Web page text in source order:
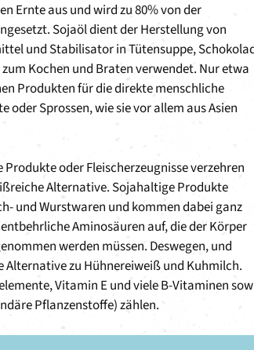
Ernte aus und wird zu 80% von der
Sojaöl dient der Herstellung von
und Stabilisator in Tütensuppe,
Kochen und Braten verwendet. Nur etwa
Produkten für die direkte menschliche
Sprossen, wie sie vor allem aus Asien
oder Fleischerzeugnisse verzehren
Alternative. Sojahaltige Produkte
und Wurstwaren und kommen dabei ganz
Aminosäuren auf, die der Körper
werden müssen. Deswegen, und
zu Hühnereiweiß und Kuhmilch.
Vitamin E und viele B-Vitaminen
Pflanzenstoffe) zählen.